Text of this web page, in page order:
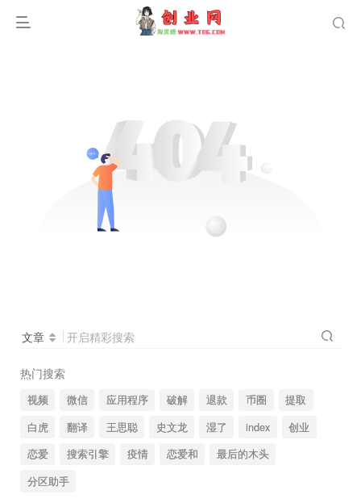
文章 开启精彩搜索
热门搜索
视频 微信 应用程序 破解 退款 币圈
提取
白虎
翻译 王思聪 史文龙 湿了 index
创业
恋爱
搜索引擎 疫情 恋爱和
最后的木头
分区助手